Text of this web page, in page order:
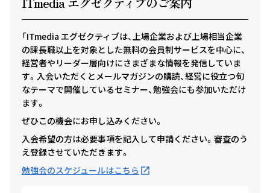
「ITmedia エグゼクティブは、上場企業および上場相当企業
の課長職以上を対象とした無料の会員制サービスを中心に、
経営者やリーダー層向けにさまざまな情報を発信していま
す。入会いただくとメールマガジンの購読、経営に役立つ旬
なテーマで開催しているセミナー、勉強会にも参加いただけ
ます。
ぜひこの機会にお申し込みください。
入会希望の方は必要事項を記入して申請ください。審査のう
え登録させていただきます。
勉強会のスケジュールはこちら